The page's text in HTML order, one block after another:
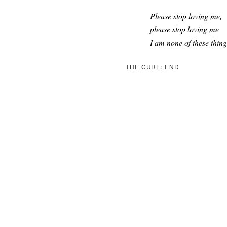
Please stop loving me,
please stop loving me
I am none of these
THE CURE: END